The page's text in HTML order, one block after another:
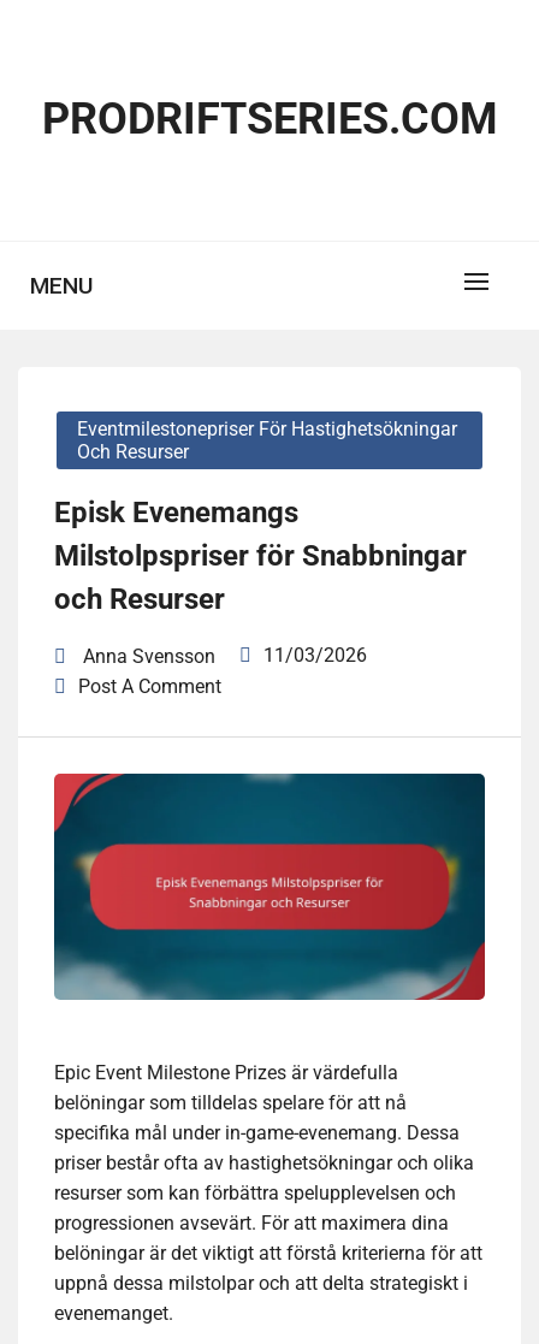
PRODRIFTSERIES.COM
MENU
Eventmilestonepriser För Hastighetsökningar
Och Resurser
Episk Evenemangs
Milstolpspriser för Snabbningar
och Resurser
Anna Svensson
11/03/2026
Post A Comment
Epic Event Milestone Prizes är värdefulla
belöningar som tilldelas spelare för att nå
specifika mål under in-game-evenemang. Dessa
priser består ofta av hastighetsökningar och olika
resurser som kan förbättra spelupplevelsen och
progressionen avsevärt. För att maximera dina
belöningar är det viktigt att förstå kriterierna för att
uppnå dessa milstolpar och att delta strategiskt i
evenemanget.